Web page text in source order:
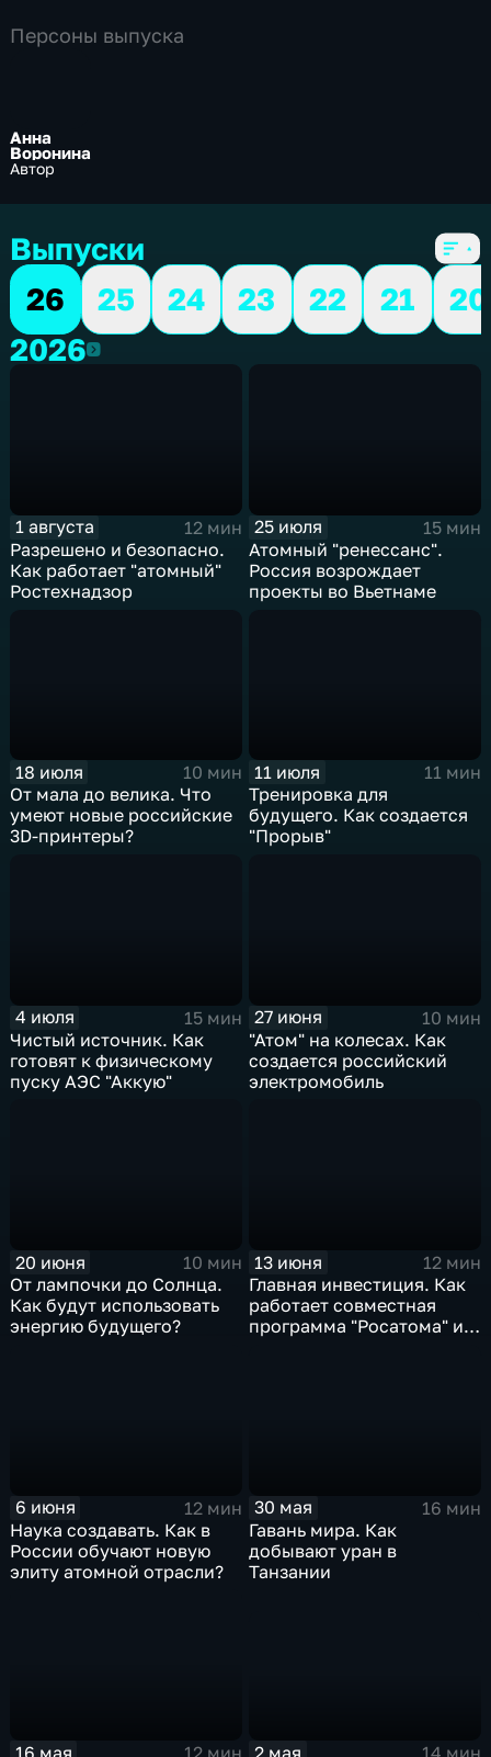
Персоны выпуска
Анна
Воронина
Автор
Выпуски
26
25 24 23 22 21
20
20262026
1 августа
12 мин
Разрешено и безопасно.
Как работает "атомный"
Ростехнадзор
25 июля
15 мин
Атомный "ренессанс".
Россия возрождает
проекты во Вьетнаме
18 июля
10 мин
От мала до велика. Что
умеют новые российские
3D-принтеры?
11 июля
11 мин
Тренировка для
будущего. Как создается
"Прорыв"
4 июля
15 мин
Чистый источник. Как
готовят к физическому
пуску АЭС "Аккую"
27 июня
10 мин
"Атом" на колесах. Как
создается российский
электромобиль
20 июня
10 мин
От лампочки до Солнца.
Как будут использовать
энергию будущего?
13 июня
12 мин
Главная инвестиция. Как
работает совместная
программа "Росатома" и
6 июня
12 мин
Наука создавать. Как в
России обучают новую
элиту атомной отрасли?
30 мая
16 мин
Гавань мира. Как
добывают уран в
Танзании
16 мая 2 мая